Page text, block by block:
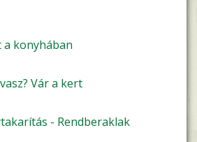
a konyhában
Vár a kert
- Rendberaklak